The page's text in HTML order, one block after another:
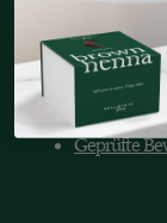
Cookies-
Versand und
Geprüfte